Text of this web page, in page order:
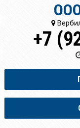
+7